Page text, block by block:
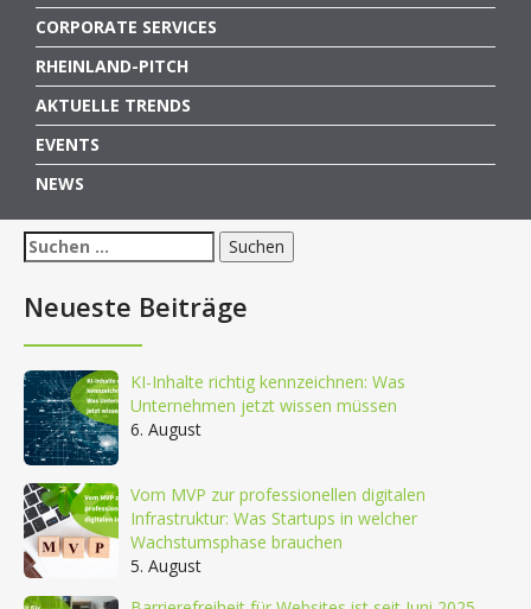
CORPORATE SERVICES
RHEINLAND-PITCH
AKTUELLE TRENDS
EVENTS
NEWS
Suchen
nach:
Neueste Beiträge
KI-Inhalte richtig kennzeichnen: Was
Unternehmen jetzt wissen müssen
6. August
Vom MVP zur professionellen digitalen
Infrastruktur: Was Startups in welcher
Wachstumsphase brauchen
5. August